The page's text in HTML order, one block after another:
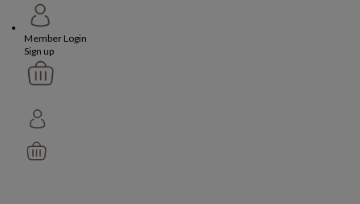
Member Login
Sign up